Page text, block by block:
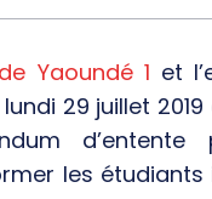
Yaoundé 1 et
29 juillet
les